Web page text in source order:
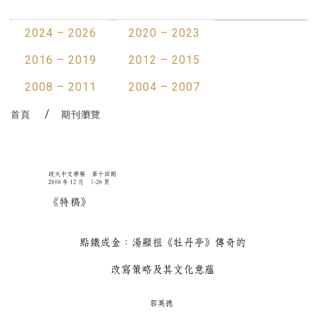
2024 – 2026
2020 – 2023
2016 – 2019
2012 – 2015
2008 – 2011
2004 – 2007
首頁 期刊瀏覽